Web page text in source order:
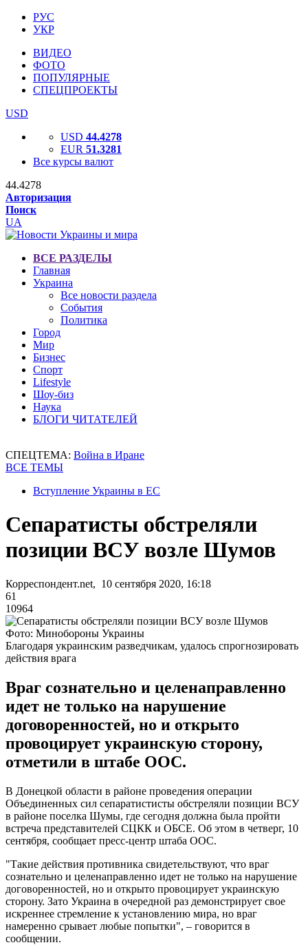
РУС
УКР
ВИДЕО
ФОТО
ПОПУЛЯРНЫЕ
СПЕЦПРОЕКТЫ
USD
USD 44.4278
EUR 51.3281
Все курсы валют
44.4278
Авторизация
Поиск
UA
ВСЕ РАЗДЕЛЫ
Главная
Украина
Все новости раздела
События
Политика
Город
Мир
Бизнес
Спорт
Lifestyle
Шоу-биз
Наука
БЛОГИ ЧИТАТЕЛЕЙ
СПЕЦТЕМА: Война в Иране
ВСЕ ТЕМЫ
Вступление Украины в ЕС
Сепаратисты обстреляли
позиции ВСУ возле Шумов
Корреспондент.net, 10 сентября 2020, 16:18
61
10964
Фото: Минобороны Украины
Благодаря украинским разведчикам, удалось спрогнозировать
действия врага
Враг сознательно и целенаправленно
идет не только на нарушение
договоренностей, но и открыто
провоцирует украинскую сторону,
отметили в штабе ООС.
В Донецкой области в районе проведения операции
Объединенных сил сепаратистисты обстреляли позиции ВСУ
в районе поселка Шумы, где сегодня должна была пройти
встреча представителей СЦКК и ОБСЕ. Об этом в четверг, 10
сентября, сообщает пресс-центр штаба ООС.
"Такие действия противника свидетельствуют, что враг
сознательно и целенаправленно идет не только на нарушение
договоренностей, но и открыто провоцирует украинскую
сторону. Зато Украина в очередной раз демонстрирует свое
искреннее стремление к установлению мира, но враг
намеренно срывает любые попытки", – говорится в
сообщении.